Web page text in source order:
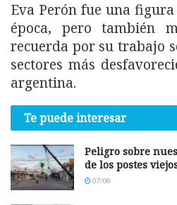
Eva Perón fue una
época, pero también
recuerda por su trabajo
sectores más
argentina.
Te puede interesar
Peligro sobre
de los postes
07/08